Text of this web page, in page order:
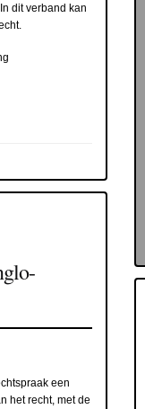
dit verband kan
een
het recht, met de